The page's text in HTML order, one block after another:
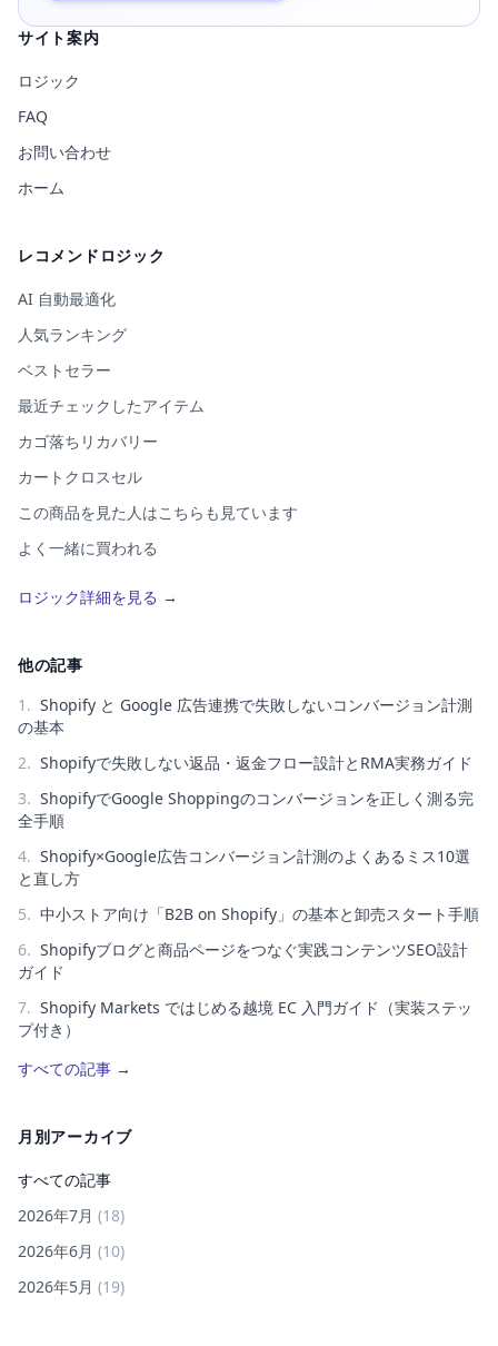
サイト案内
ロジック
FAQ
お問い合わせ
ホーム
レコメンドロジック
AI 自動最適化
人気ランキング
ベストセラー
最近チェックしたアイテム
カゴ落ちリカバリー
カートクロスセル
この商品を見た人はこちらも見ています
よく一緒に買われる
コーディネート提案
ロジック詳細を見る →
他の記事
1 . Shopify と Google 広告連携で失敗しないコンバージョン計測
の基本
2. Shopifyで失敗しない返品・返金フロー設計とRMA実務ガイド
3. ShopifyでGoogle Shoppingのコンバージョンを正しく測る完
全手順
4. Shopify×Google広告コンバージョン計測のよくあるミス10選
と直し方
5. 中小ストア向け「B2B on Shopify」の基本と卸売スタート手順
6. Shopifyブログと商品ページをつなぐ実践コンテンツSEO設計
ガイド
7. Shopify Markets ではじめる越境 EC 入門ガイド（実装ステッ
プ付き）
すべての記事 →
月別アーカイブ
すべての記事
2026年7月 (18)
2026年6月 (10)
2026年5月 (19)